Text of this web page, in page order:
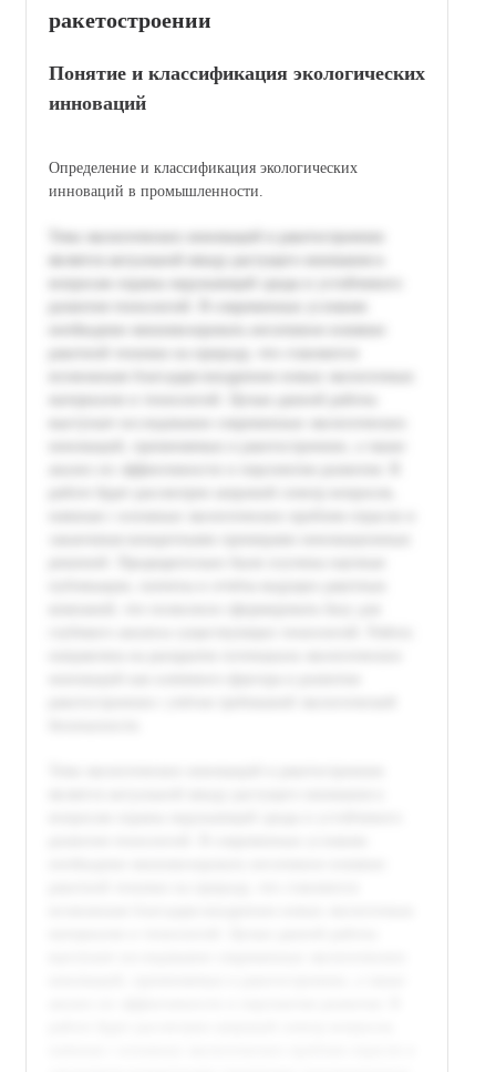
ракетостроении
Понятие и классификация экологических
инноваций
Определение и классификация экологических
инноваций в промышленности.